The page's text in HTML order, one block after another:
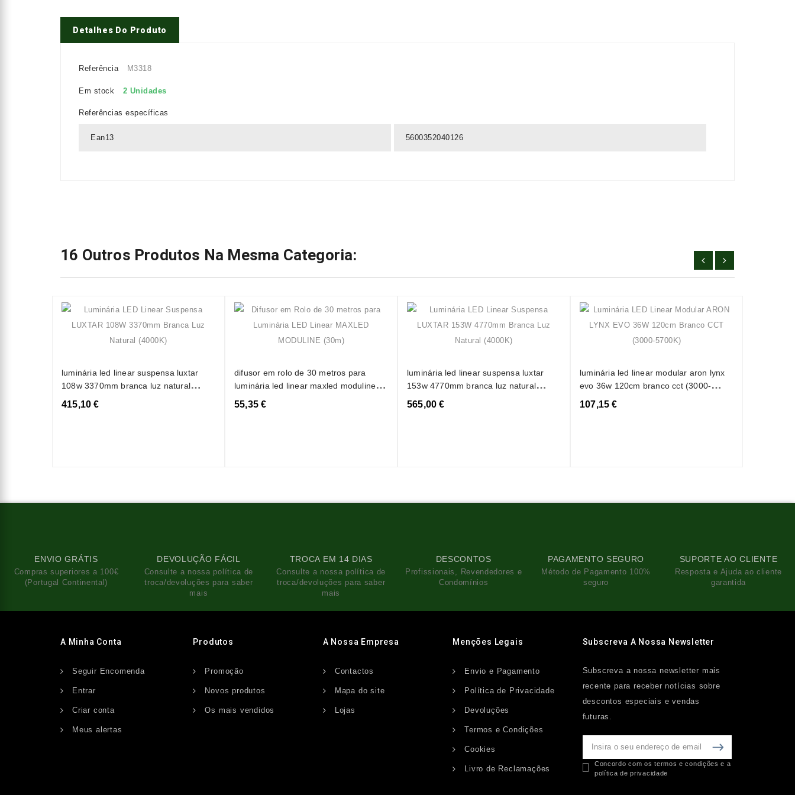
Detalhes Do Produto
Referência M3318
Em stock 2 Unidades
Referências específicas
Ean13 5600352040126
16 Outros Produtos Na Mesma Categoria:
luminária led linear suspensa luxtar
108w 3370mm branca luz natural
(4000k)
415,10 €
difusor em rolo de 30 metros para
luminária led linear maxled moduline
(30m)
55,35 €
luminária led linear suspensa luxtar
153w 4770mm branca luz natural
(4000k)
565,00 €
luminária led linear modular aron lynx
evo 36w 120cm branco cct (3000-
5700k)
107,15 €
ENVIO GRÁTIS
Compras superiores a 100€
(Portugal Continental)
DEVOLUÇÃO FÁCIL
Consulte a nossa política de
troca/devoluções para saber
mais
TROCA EM 14 DIAS
Consulte a nossa política de
troca/devoluções para saber
mais
DESCONTOS
Profissionais, Revendedores e
Condomínios
PAGAMENTO SEGURO
Método de Pagamento 100%
seguro
SUPORTE AO CLIENTE
Resposta e Ajuda ao cliente
garantida
A Minha Conta
Seguir Encomenda
Entrar
Criar conta
Meus alertas
Produtos
Promoção
Novos produtos
Os mais vendidos
A Nossa Empresa
Contactos
Mapa do site
Lojas
Menções Legais
Envio e Pagamento
Política de Privacidade
Devoluções
Termos e Condições
Cookies
Livro de Reclamações
Subscreva A Nossa Newsletter
Subscreva a nossa newsletter mais
recente para receber notícias sobre
descontos especiais e vendas
futuras.
Concordo com os termos e condições e a
política de privacidade